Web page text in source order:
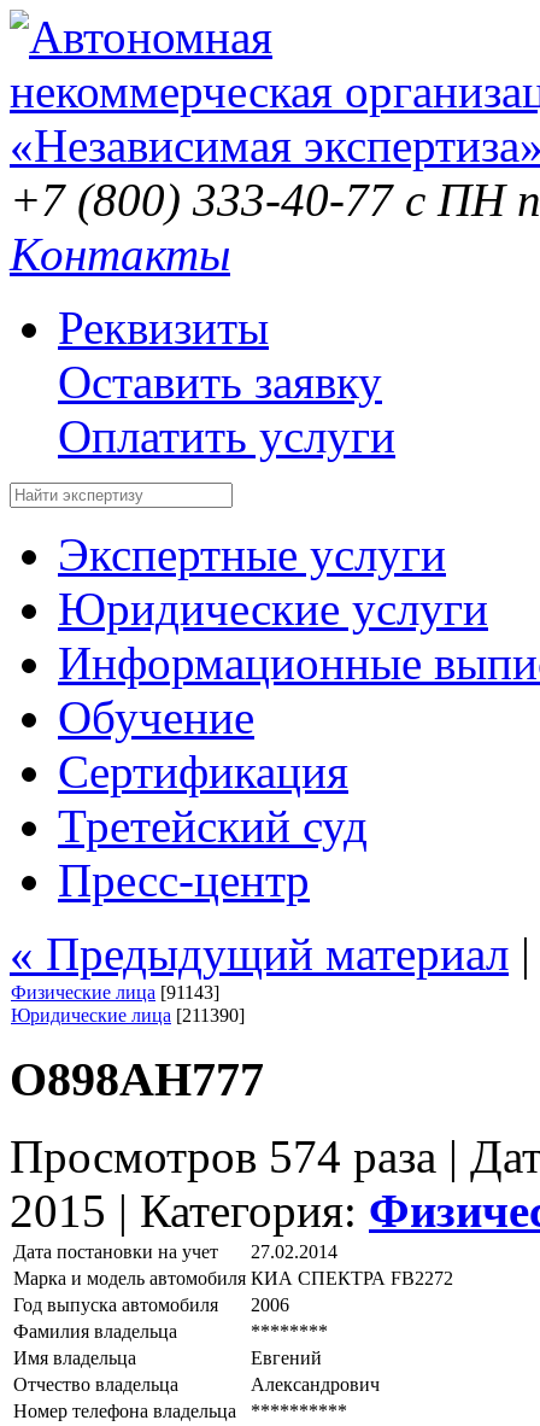
+7 (800) 333-40-77 с ПН
Контакты
Реквизиты
Оставить заявку
Оплатить услуги
Экспертные услуги
Юридические услуги
Информационные
Обучение
Сертификация
Третейский суд
Пресс-центр
« Предыдущий материал
Физические лица [91143]
Юридические лица [211390]
О898АН777
Просмотров 574 раза |
2015 | Категория:
Дата постановки на учет
27.02.2014
Марка и модель автомобиля КИА СПЕКТРА FВ2272
Год выпуска автомобиля
2006
Фамилия владельца
********
Имя владельца
Евгений
Отчество владельца
Александрович
Номер телефона владельца
**********